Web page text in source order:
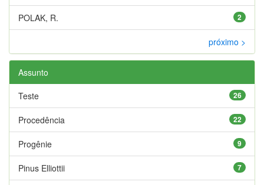
2
POLAK, R.
próximo >
Assunto
26
Teste
22
Procedência
9
Progênie
7
Pinus Elliottii